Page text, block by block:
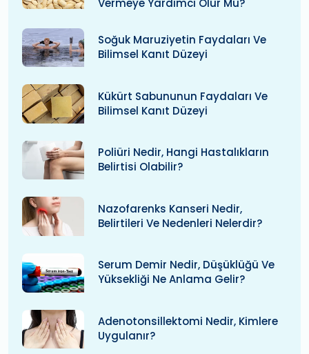
Vermeye Yardımcı Olur Mu?
Soğuk Maruziyetin Faydaları Ve
Bilimsel Kanıt Düzeyi
Kükürt Sabununun Faydaları Ve
Bilimsel Kanıt Düzeyi
Poliüri Nedir, Hangi Hastalıkların
Belirtisi Olabilir?
Nazofarenks Kanseri Nedir,
Belirtileri Ve Nedenleri Nelerdir?
Serum Demir Nedir, Düşüklüğü Ve
Yüksekliği Ne Anlama Gelir?
Adenotonsillektomi Nedir, Kimlere
Uygulanır?